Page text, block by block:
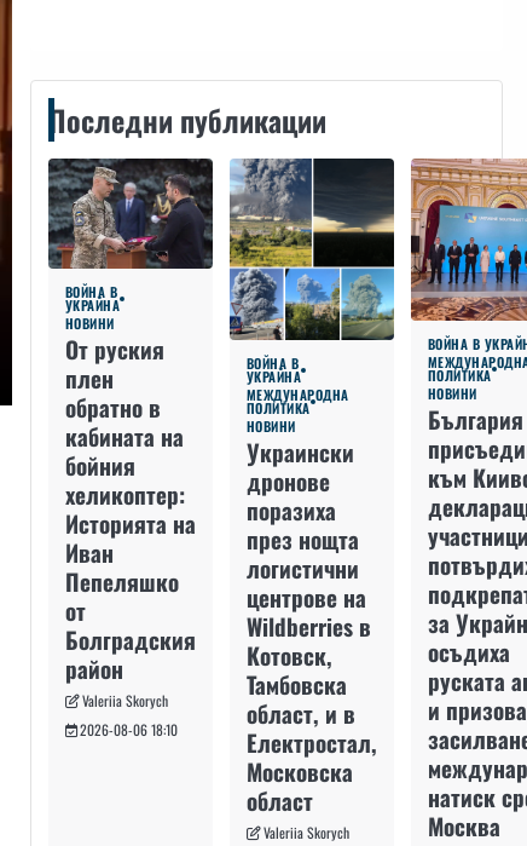
Последни публикации
ВОЙНА В
УКРАЙНА
НОВИНИ
От руския
плен
обратно в
кабината на
бойния
хеликоптер:
Историята на
Иван
Пепеляшко
от
Болградския
район
Valeriia Skorych
2026-08-06 18:10
ВОЙНА В
УКРАЙНА
МЕЖДУНАРОДНА
ПОЛИТИКА
НОВИНИ
Украински
дронове
поразиха
през нощта
логистични
центрове на
Wildberries в
Котовск,
Тамбовска
област, и в
Електростал,
Московска
област
Valeriia Skorych
ВОЙНА В
ПОЛИТИКА
НОВИНИ
към
за
осъдиха
руската
и
натиск
Москва